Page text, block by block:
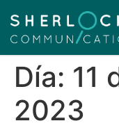
Día: 11
2023